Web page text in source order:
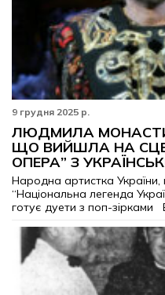
9 грудня 2025 р.
ЛЮДМИЛА
ЩО ВИЙШЛА НА
ОПЕРА” З
Народна артистка України,
“Національна легенда
готує дуети з поп-зірками